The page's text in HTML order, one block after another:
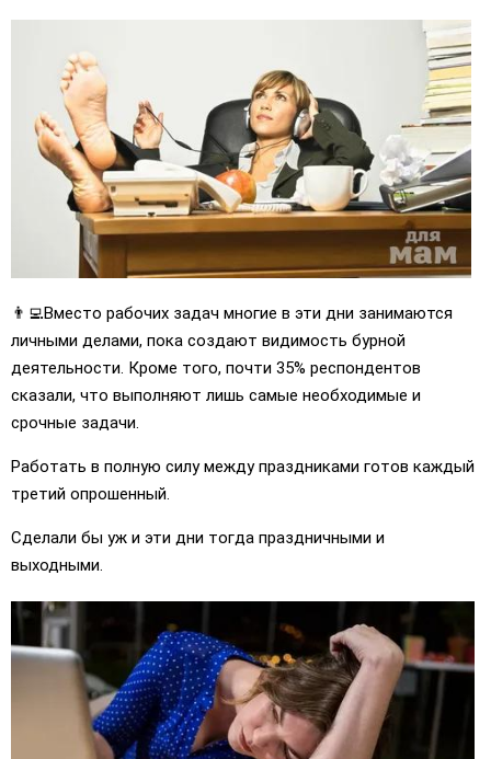
👨‍💻Вместо рабочих задач многие в эти дни занимаются
личными делами, пока создают видимость бурной
деятельности. Кроме того, почти 35% респондентов
сказали, что выполняют лишь самые необходимые и
срочные задачи.
Работать в полную силу между праздниками готов каждый
третий опрошенный.
Сделали бы уж и эти дни тогда праздничными и
выходными.